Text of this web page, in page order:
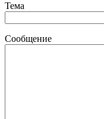
Тема
Сообщение